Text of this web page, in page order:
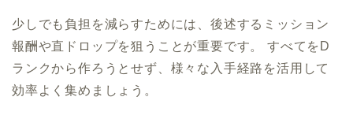
少しでも負担を減らすためには、後述するミッション
報酬や直ドロップを狙うことが重要です。 すべてをD
ランクから作ろうとせず、様々な入手経路を活用して
効率よく集めましょう。